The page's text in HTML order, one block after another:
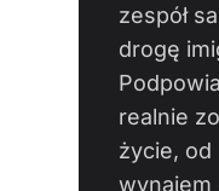
zespół
drogę
realnie
życie, od
wynajem